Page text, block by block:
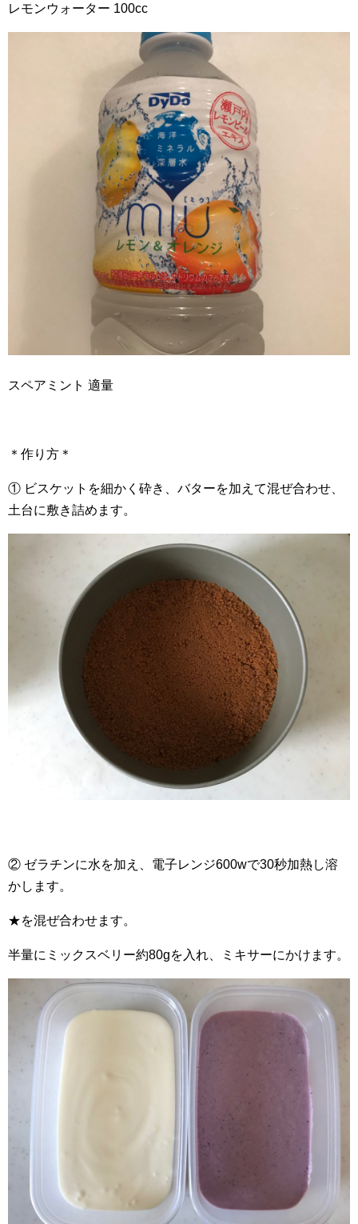
レモンウォーター 100cc
スペアミント 適量
＊作り方＊
① ビスケットを細かく砕き、バターを加えて混ぜ合わせ、
土台に敷き詰めます。
② ゼラチンに水を加え、電子レンジ600wで30秒加熱し溶
かします。
★を混ぜ合わせます。
半量にミックスベリー約80gを入れ、ミキサーにかけます。